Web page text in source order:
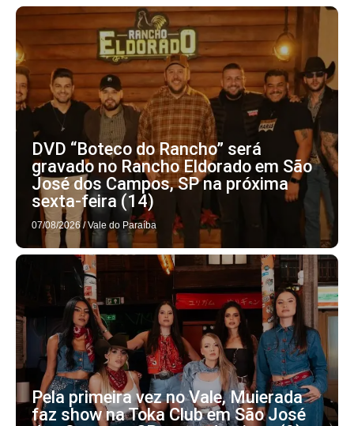
DVD “Boteco do Rancho” será
gravado no Rancho Eldorado em São
José dos Campos, SP na próxima
sexta-feira (14)
07/08/2026 / Vale do Paraíba
Pela primeira vez no Vale, Muierada
faz show na Toka Club em São José